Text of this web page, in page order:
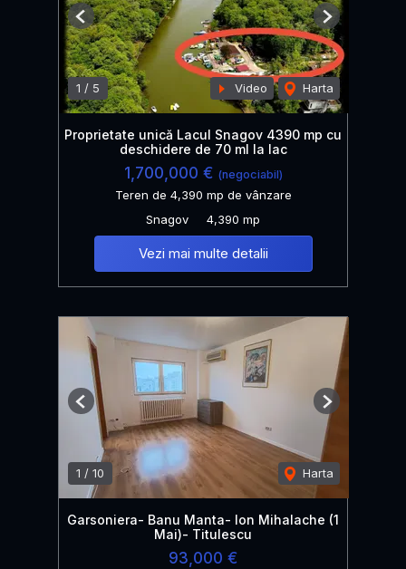
1 / 5 Video Harta
Previous Next
Proprietate unică Lacul Snagov 4390 mp cu
deschidere de 70 ml la lac
1,700,000 € (negociabil)
Teren de 4,390 mp de vânzare
Snagov
4,390 mp
Vezi mai multe detalii
1 / 10 Harta
Previous Next
Garsoniera- Banu Manta- Ion Mihalache (1
Mai)- Titulescu
93,000 €